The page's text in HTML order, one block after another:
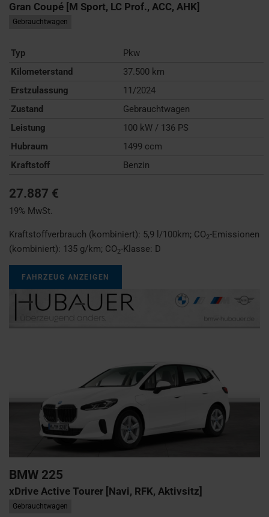
Gran Coupé [M Sport, LC Prof., ACC, AHK]
Gebrauchtwagen
Typ
Pkw
Kilometerstand
37.500 km
Erstzulassung
11/2024
Zustand
Gebrauchtwagen
Leistung
100 kW / 136 PS
Hubraum
1499 ccm
Kraftstoff
Benzin
27.887 €
19% MwSt.
Kraftstoffverbrauch (kombiniert): 5,9 l/100km; CO2-Emissionen
(kombiniert): 135 g/km; CO2-Klasse: D
FAHRZEUG ANZEIGEN
BMW 225
xDrive Active Tourer [Navi, RFK, Aktivsitz]
Gebrauchtwagen